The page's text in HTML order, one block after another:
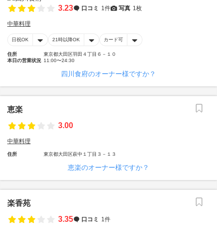
3.23 口コミ 1件 写真 1枚
中華料理
日祝OK 21時以降OK カード可
住所
東京都大田区羽田４丁目６－１０
本日の営業状況 11:00〜24:30
四川食府のオーナー様ですか？
恵楽
3.00
中華料理
住所 東京都大田区萩中１丁目３－１３
恵楽のオーナー様ですか？
楽香苑
3.35
口コミ 1件